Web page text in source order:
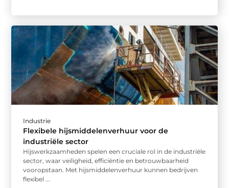
Industrie
Flexibele hijsmiddelenverhuur voor de
industriële sector
Hijswerkzaamheden spelen een cruciale rol in de industriële
sector, waar veiligheid, efficiëntie en betrouwbaarheid
vooropstaan. Met hijsmiddelenverhuur kunnen bedrijven
flexibel ...